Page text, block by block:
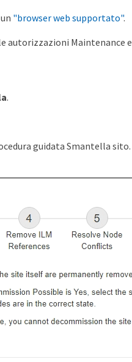
"browser web supportato".
autorizzazioni Maintenance e
.
guidata Smantella